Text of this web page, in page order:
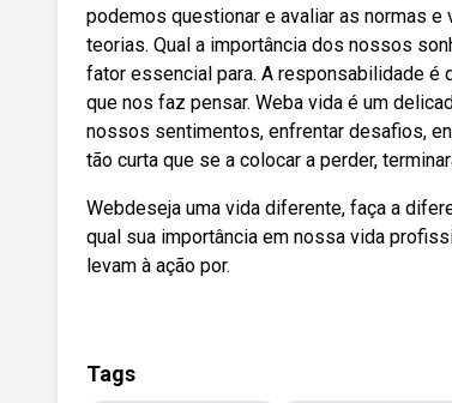
podemos questionar e avaliar as normas
teorias. Qual a importância dos nossos
fator essencial para. A responsabilidade é
que nos faz pensar. Weba vida é um
nossos sentimentos, enfrentar desafios,
tão curta que se a colocar a perder,
Webdeseja uma vida diferente, faça a
qual sua importância em nossa vida
levam à ação por.
Tags